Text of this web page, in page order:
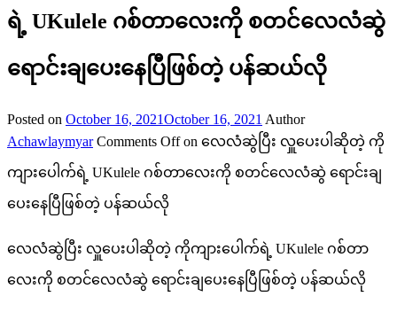
ရဲ့ UKulele ဂစ်တာလေးကို စတင်လေလံဆွဲ
ရောင်းချပေးနေပြီဖြစ်တဲ့ ပန်ဆယ်လို
Posted on October 16, 2021October 16, 2021 Author
Achawlaymyar Comments Offon လေလံဆွဲပြီး လှူပေးပါဆိုတဲ့ ကို
ကျားပေါက်ရဲ့ UKulele ဂစ်တာလေးကို စတင်လေလံဆွဲ ရောင်းချ
ပေးနေပြီဖြစ်တဲ့ ပန်ဆယ်လို
လေလံဆွဲပြီး လှူပေးပါဆိုတဲ့ ကိုကျားပေါက်ရဲ့ UKulele ဂစ်တာ
လေးကို စတင်လေလံဆွဲ ရောင်းချပေးနေပြီဖြစ်တဲ့ ပန်ဆယ်လို